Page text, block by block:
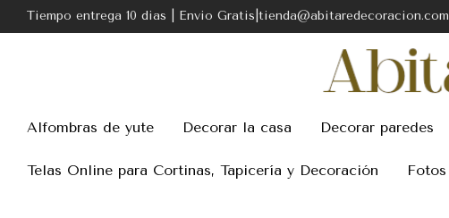
Tiempo entrega 10 dias | Envio Gratis|tienda@abitaredecoracion.com
Alfombras de yute Decorar la casa Decorar paredes
Telas Online para Cortinas, Tapicería y Decoración